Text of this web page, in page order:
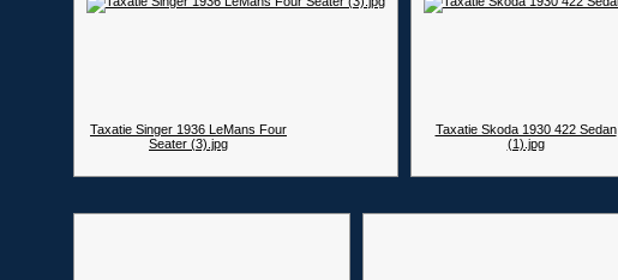
Taxatie Singer 1936 LeMans Four
Seater (3).jpg
Taxatie Skoda 1930 422 Sedan
(1).jpg